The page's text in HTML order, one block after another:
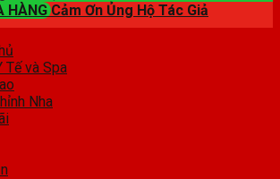
HÀNG Cảm Ơn Ủng Hộ Tác Giả
Tế và Spa
Nha